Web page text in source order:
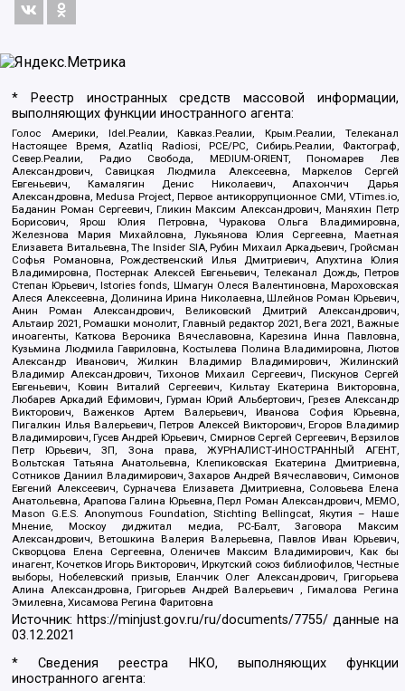
* Реестр иностранных средств массовой информации,
выполняющих функции иностранного агента:
Голос Америки, Idel.Реалии, Кавказ.Реалии, Крым.Реалии, Телеканал
Настоящее Время, Azatliq Radiosi, PCE/PC, Сибирь.Реалии, Фактограф,
Север.Реалии, Радио Свобода, MEDIUM-ORIENT, Пономарев Лев
Александрович, Савицкая Людмила Алексеевна, Маркелов Сергей
Евгеньевич, Камалягин Денис Николаевич, Апахончич Дарья
Александровна, Medusa Project, Первое антикоррупционное СМИ, VTimes.io,
Баданин Роман Сергеевич, Гликин Максим Александрович, Маняхин Петр
Борисович, Ярош Юлия Петровна, Чуракова Ольга Владимировна,
Железнова Мария Михайловна, Лукьянова Юлия Сергеевна, Маетная
Елизавета Витальевна, The Insider SIA, Рубин Михаил Аркадьевич, Гройсман
Софья Романовна, Рождественский Илья Дмитриевич, Апухтина Юлия
Владимировна, Постернак Алексей Евгеньевич, Телеканал Дождь, Петров
Степан Юрьевич, Istories fonds, Шмагун Олеся Валентиновна, Мароховская
Алеся Алексеевна, Долинина Ирина Николаевна, Шлейнов Роман Юрьевич,
Анин Роман Александрович, Великовский Дмитрий Александрович,
Альтаир 2021, Ромашки монолит, Главный редактор 2021, Вега 2021, Важные
иноагенты, Каткова Вероника Вячеславовна, Карезина Инна Павловна,
Кузьмина Людмила Гавриловна, Костылева Полина Владимировна, Лютов
Александр Иванович, Жилкин Владимир Владимирович, Жилинский
Владимир Александрович, Тихонов Михаил Сергеевич, Пискунов Сергей
Евгеньевич, Ковин Виталий Сергеевич, Кильтау Екатерина Викторовна,
Любарев Аркадий Ефимович, Гурман Юрий Альбертович, Грезев Александр
Викторович, Важенков Артем Валерьевич, Иванова София Юрьевна,
Пигалкин Илья Валерьевич, Петров Алексей Викторович, Егоров Владимир
Владимирович, Гусев Андрей Юрьевич, Смирнов Сергей Сергеевич, Верзилов
Петр Юрьевич, ЗП, Зона права, ЖУРНАЛИСТ-ИНОСТРАННЫЙ АГЕНТ,
Вольтская Татьяна Анатольевна, Клепиковская Екатерина Дмитриевна,
Сотников Даниил Владимирович, Захаров Андрей Вячеславович, Симонов
Евгений Алексеевич, Сурначева Елизавета Дмитриевна, Соловьева Елена
Анатольевна, Арапова Галина Юрьевна, Перл Роман Александрович, МЕМО,
Mason G.E.S. Anonymous Foundation, Stichting Bellingcat, Якутия – Наше
Мнение, Москоу диджитал медиа, РС-Балт, Заговора Максим
Александрович, Ветошкина Валерия Валерьевна, Павлов Иван Юрьевич,
Скворцова Елена Сергеевна, Оленичев Максим Владимирович, Как бы
инагент, Кочетков Игорь Викторович, Иркутский союз библиофилов, Честные
выборы, Нобелевский призыв, Еланчик Олег Александрович, Григорьева
Алина Александровна, Григорьев Андрей Валерьевич , Гималова Регина
Эмилевна, Хисамова Регина Фаритовна
Источник: https://minjust.gov.ru/ru/documents/7755/ данные на
03.12.2021
* Сведения реестра НКО, выполняющих функции
иностранного агента: